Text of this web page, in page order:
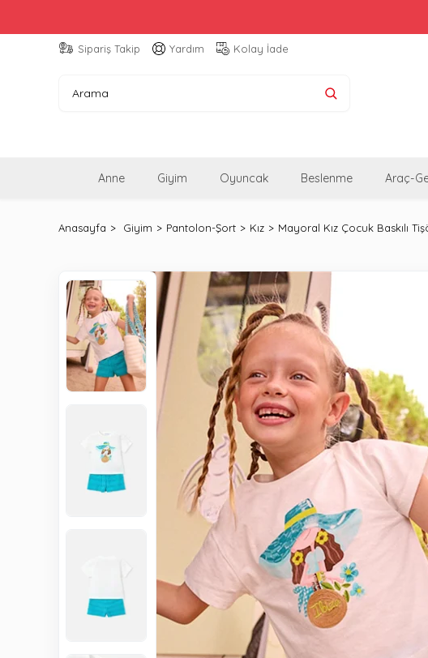
Sipariş Takip Yardım Kolay İade
Anne Giyim Oyuncak Beslenme Araç-
Anasayfa Giyim Pantolon-Şort Kız Mayoral Kız Çocuk Baskılı